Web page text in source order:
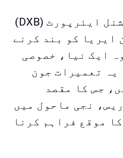
امارات نے دبئی انٹرنیشنل ایئرپورٹ (DXB)
ایریا کو بند کرنے
ایک نیا، خصوصی
یہ تعمیرات جون
جس کا مقصد
نجی ماحول میں
موقع فراہم کرنا